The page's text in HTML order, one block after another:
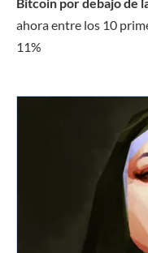
ahora entre los 10
11%